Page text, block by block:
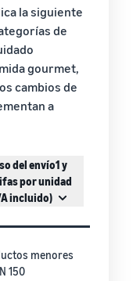
la siguiente
de
gourmet,
cambios de
a
del envío1 y
por unidad
incluido)
menores
150